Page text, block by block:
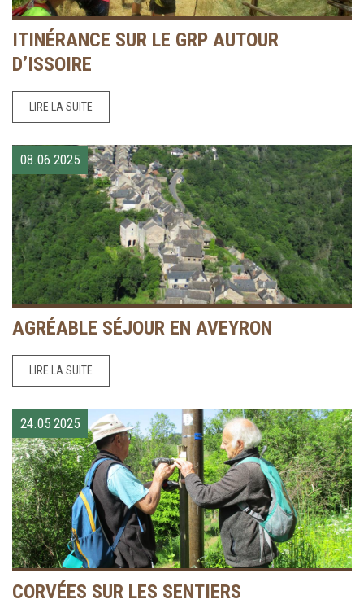
ITINÉRANCE SUR LE GRP AUTOUR
D’ISSOIRE
LIRE LA SUITE
08.06 2025
AGRÉABLE SÉJOUR EN AVEYRON
LIRE LA SUITE
24.05 2025
CORVÉES SUR LES SENTIERS